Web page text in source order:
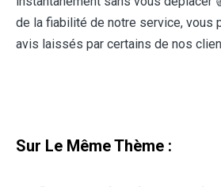
de la fiabilité de notre service, vous
avis laissés par certains de nos
Sur Le Même Thème :